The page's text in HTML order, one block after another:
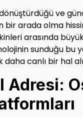
ve
arada olma
arasında
sunduğu bu
canlı bir hal
Adresi: